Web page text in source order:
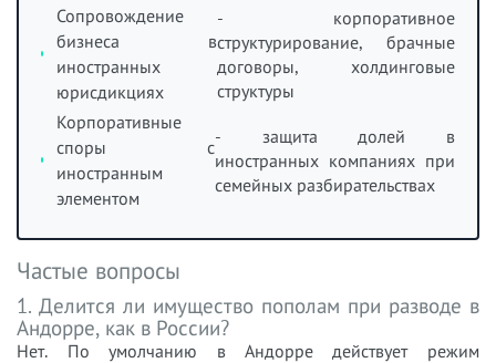
Сопровождение
бизнеса в
иностранных
юрисдикциях
- корпоративное
структурирование, брачные
договоры, холдинговые
структуры
Корпоративные
споры с
иностранным
элементом
- защита долей в
иностранных компаниях при
семейных разбирательствах
Частые вопросы
1. Делится ли имущество пополам при разводе в
Андорре, как в России?
Нет. По умолчанию в Андорре действует режим